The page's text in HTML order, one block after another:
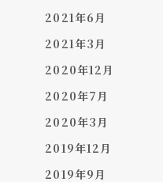
2021年6月
2021年3月
2020年12月
2020年7月
2020年3月
2019年12月
2019年9月